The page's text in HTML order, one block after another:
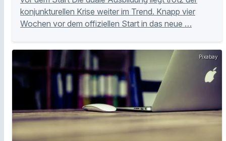
konjunkturellen Krise weiter im Trend. Knapp vier
Wochen vor dem offiziellen Start in das neue …
Pixabay